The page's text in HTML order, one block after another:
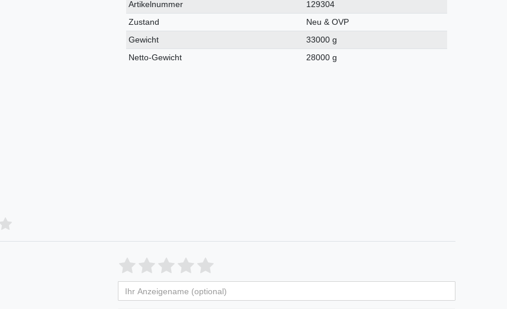
Technisches
Merkmal
Wert
Artikelnummer
129304
Zustand
Neu & OVP
Gewicht
33000 g
Netto-Gewicht
28000 g